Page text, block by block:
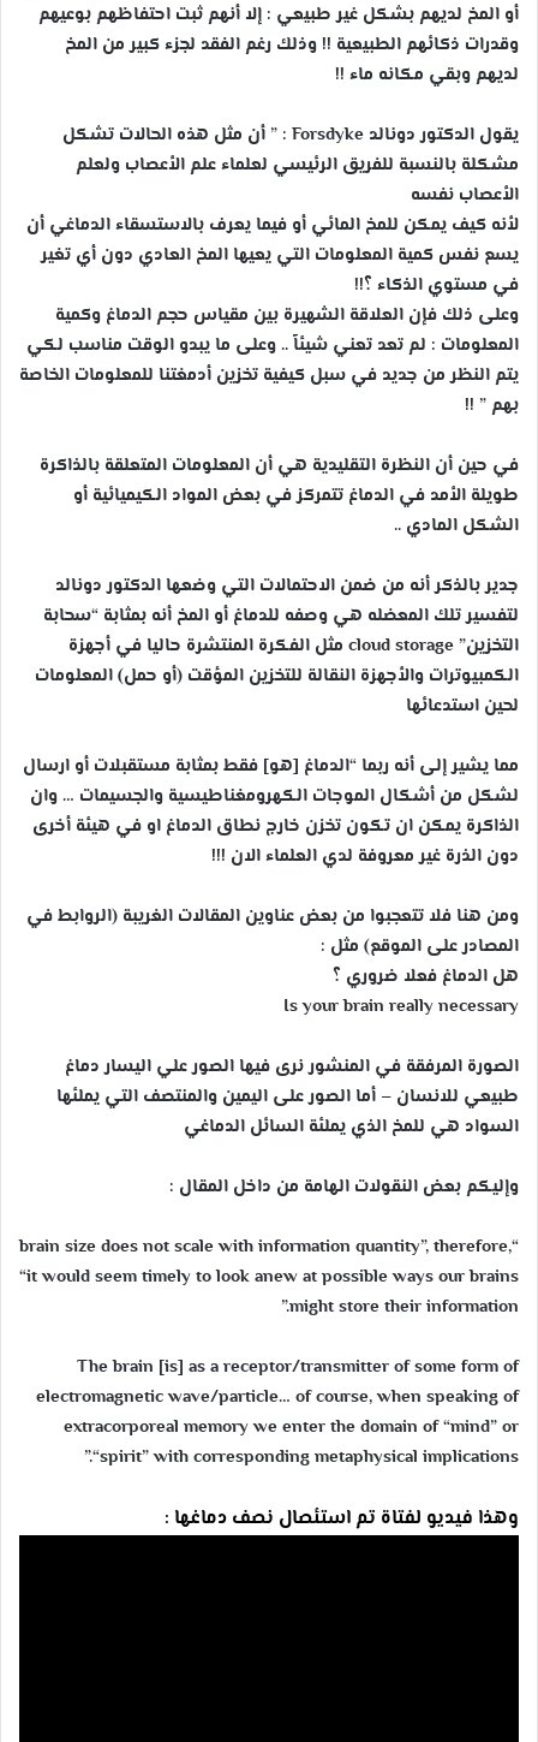
أو المخ لديهم بشكل غير طبيعي : إلا أنهم ثبت احتفاظهم بوعيهم
وقدرات ذكائهم الطبيعية !! وذلك رغم الفقد لجزء كبير من المخ
لديهم وبقي مكانه ماء !!
يقول الدكتور دونالد Forsdyke : ” أن مثل هذه الحالات تشكل
مشكلة بالنسبة للفريق الرئيسي لعلماء علم الأعصاب ولعلم
الأعصاب نفسه
لأنه كيف يمكن للمخ المائي أو فيما يعرف بالاستسقاء الدماغي أن
يسع نفس كمية المعلومات التي يعيها المخ العادي دون أي تغير
في مستوي الذكاء ؟!!
وعلى ذلك فإن العلاقة الشهيرة بين مقياس حجم الدماغ وكمية
المعلومات : لم تعد تعني شيئاً .. وعلى ما يبدو الوقت مناسب لكي
يتم النظر من جديد في سبل كيفية تخزين أدمغتنا للمعلومات الخاصة
بهم ” !!
في حين أن النظرة التقليدية هي أن المعلومات المتعلقة بالذاكرة
طويلة الأمد في الدماغ تتمركز في بعض المواد الكيميائية أو
الشكل المادي ..
جدير بالذكر أنه من ضمن الاحتمالات التي وضعها الدكتور دونالد
لتفسير تلك المعضله هي وصفه للدماغ أو المخ أنه بمثابة “سحابة
التخزين” cloud storage مثل الفكرة المنتشرة حاليا في أجهزة
الكمبيوترات والأجهزة النقالة للتخزين المؤقت (أو حمل) المعلومات
لحين استدعائها
مما يشير إلى أنه ربما “الدماغ [هو] فقط بمثابة مستقبلات أو ارسال
لشكل من أشكال الموجات الكهرومغناطيسية والجسيمات … وان
الذاكرة يمكن ان تكون تخزن خارج نطاق الدماغ او في هيئة أخرى
دون الذرة غير معروفة لدي العلماء الان !!!
ومن هنا فلا تتعجبوا من بعض عناوين المقالات الغريبة (الروابط في
المصادر على الموقع) مثل :
هل الدماغ فعلا ضروري ؟
Is your brain really necessary
الصورة المرفقة في المنشور نرى فيها الصور علي اليسار دماغ
طبيعي للانسان – أما الصور على اليمين والمنتصف التي يملئها
السواد هي للمخ الذي يملئة السائل الدماغي
وإليكم بعض النقولات الهامة من داخل المقال :
“brain size does not scale with information quantity”, therefore,
“it would seem timely to look anew at possible ways our brains
might store their information.”
The brain [is] as a receptor/transmitter of some form of
electromagnetic wave/particle… of course, when speaking of
extracorporeal memory we enter the domain of “mind” or
“spirit” with corresponding metaphysical implications.”
وهذا فيديو لفتاة تم استئصال نصف دماغها :